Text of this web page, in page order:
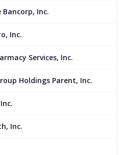
Bancorp, Inc.
Inc.
Services, Inc.
Holdings Parent, Inc.
Inc.